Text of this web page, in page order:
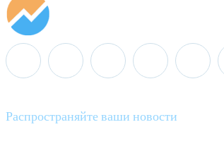
Распространяйте ваши новости